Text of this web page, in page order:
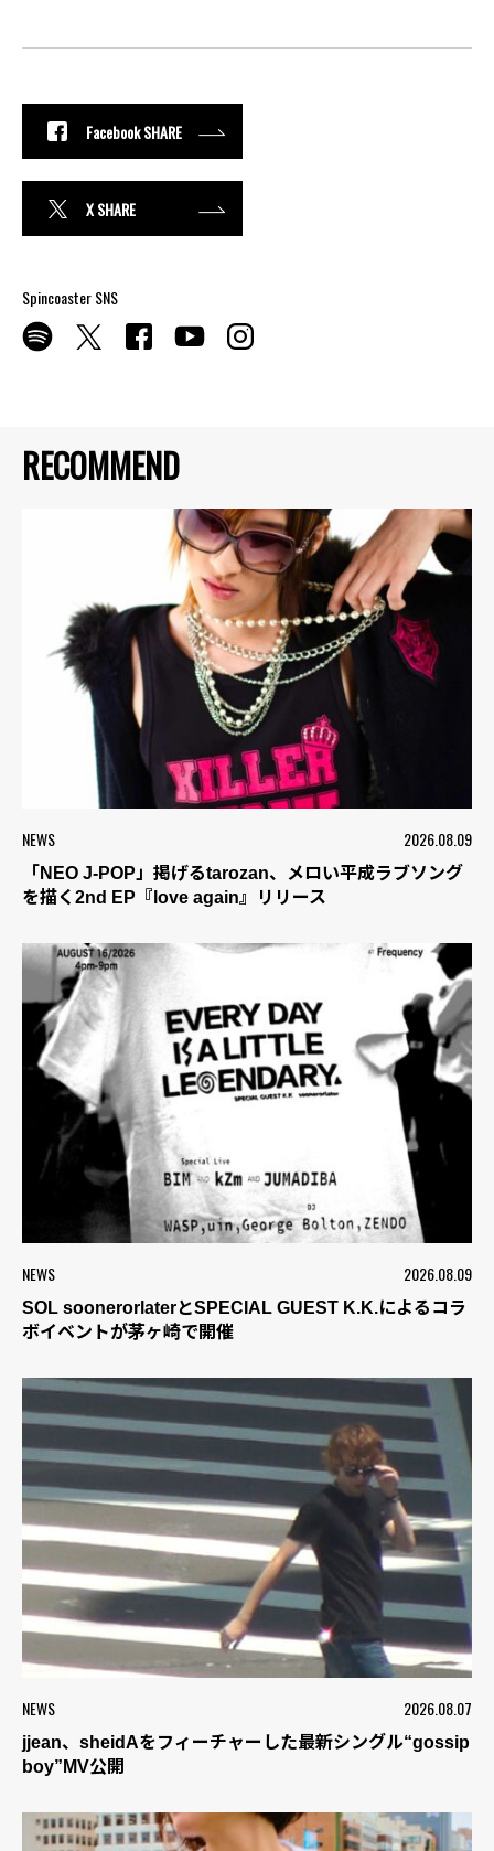
RECOMMEND
NEWS 2026.08.09
「NEO J-POP」掲げるtarozan、メロい平成ラブソング
を描く2nd EP『love again』リリース
NEWS 2026.08.09
SOL soonerorlaterとSPECIAL GUEST K.K.によるコラ
ボイベントが茅ヶ崎で開催
NEWS 2026.08.07
jjean、sheidAをフィーチャーした最新シングル“gossip
boy”MV公開
Facebook SHARE
X SHARE
Spincoaster SNS